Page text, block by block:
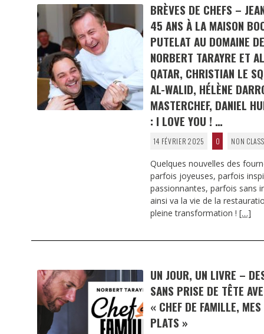
BRÈVES DE CHEFS –
45 ANS À LA MAISON
PUTELAT AU DOMAINE
NORBERT TARAYRE ET
QATAR, CHRISTIAN LE
AL-WALID, HÉLÈNE
MASTERCHEF, DANIEL
: I LOVE YOU ! …
14 FÉVRIER 2025 0 NON
Quelques nouvelles des
parfois joyeuses, parfois
passionnantes, parfois sans
ainsi va la vie de la
pleine transformation ! […]
UN JOUR, UN LIVRE –
SANS PRISE DE TÊTE
« CHEF DE FAMILLE,
PLATS »